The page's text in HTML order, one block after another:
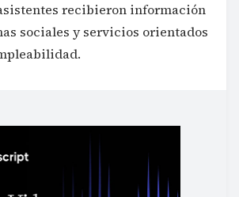
recibieron información
sociales y servicios orientados